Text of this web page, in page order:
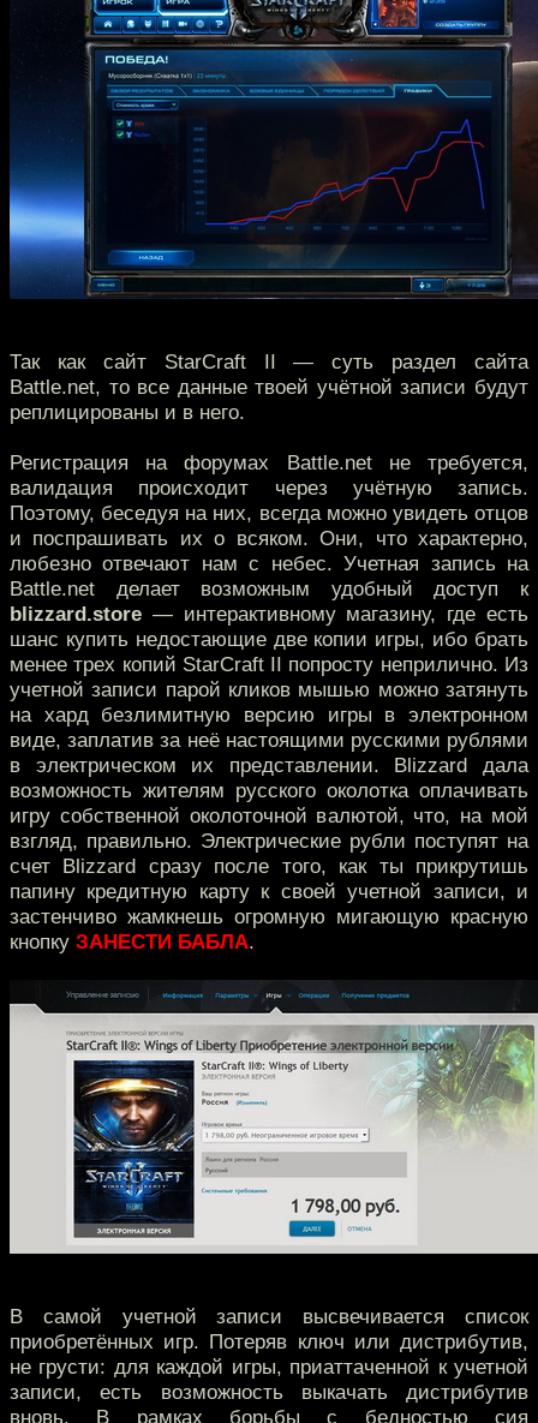
Так как сайт StarCraft II — суть раздел сайта
Battle.net, то все данные твоей учётной записи будут
реплицированы и в него.
Регистрация на форумах Battle.net не требуется,
валидация происходит через учётную запись.
Поэтому, беседуя на них, всегда можно увидеть отцов
и поспрашивать их о всяком. Они, что характерно,
любезно отвечают нам с небес. Учетная запись на
Battle.net делает возможным удобный доступ к
blizzard.store — интерактивному магазину, где есть
шанс купить недостающие две копии игры, ибо брать
менее трех копий StarCraft II попросту неприлично. Из
учетной записи парой кликов мышью можно затянуть
на хард безлимитную версию игры в электронном
виде, заплатив за неё настоящими русскими рублями
в электрическом их представлении. Blizzard дала
возможность жителям русского околотка оплачивать
игру собственной околоточной валютой, что, на мой
взгляд, правильно. Электрические рубли поступят на
счет Blizzard сразу после того, как ты прикрутишь
папину кредитную карту к своей учетной записи, и
застенчиво жамкнешь огромную мигающую красную
кнопку ЗАНЕСТИ БАБЛА.
В самой учетной записи высвечивается список
приобретённых игр. Потеряв ключ или дистрибутив,
не грусти: для каждой игры, приаттаченной к учетной
записи, есть возможность выкачать дистрибутив
вновь. В рамках борьбы с бедностью сия